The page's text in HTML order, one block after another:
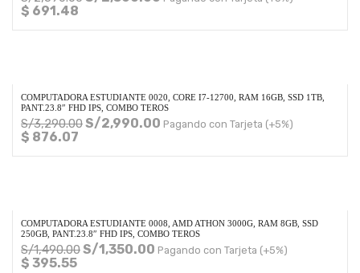
$ 691.48
COMPUTADORA ESTUDIANTE 0020, CORE I7-12700, RAM 16GB, SSD 1TB,
PANT.23.8″ FHD IPS, COMBO TEROS
S/3,290.00S/2,990.00 Pagando con Tarjeta (+5%)
$ 876.07
COMPUTADORA ESTUDIANTE 0008, AMD ATHON 3000G, RAM 8GB, SSD
250GB, PANT.23.8″ FHD IPS, COMBO TEROS
S/1,490.00S/1,350.00 Pagando con Tarjeta (+5%)
$ 395.55